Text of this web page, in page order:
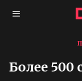
Более 500